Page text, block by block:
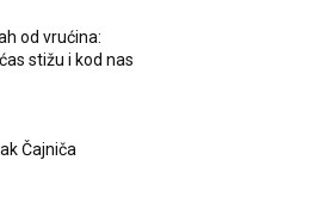
od vrućina:
stižu i kod nas
Čajniča